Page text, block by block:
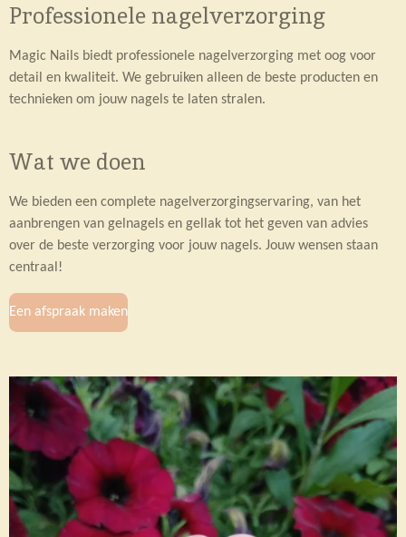
Professionele nagelverzorging
Magic Nails biedt professionele nagelverzorging met oog voor
detail en kwaliteit. We gebruiken alleen de beste producten en
technieken om jouw nagels te laten stralen.
Wat we doen
We bieden een complete nagelverzorgingservaring, van het
aanbrengen van gelnagels en gellak tot het geven van advies
over de beste verzorging voor jouw nagels. Jouw wensen staan
centraal!
Een afspraak maken